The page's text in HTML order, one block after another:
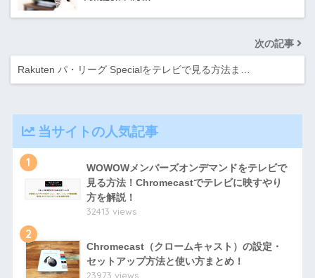
次の記事
Rakuten パ・リーグ Specialをテレビで見る方法ま…
当サイトの人気記事
1
WOWOWメンバーズオンデマンドをテレビで
見る方法！Chromecastでテレビに映すやり
方を解説！
32413 views
2
Chromecast（クロームキャスト）の設定・
セットアップ方法と使い方まとめ！
23973 views